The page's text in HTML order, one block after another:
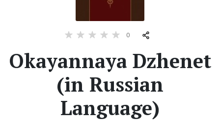
книги
0
Okayannaya Dzhenet
(in Russian
Language)